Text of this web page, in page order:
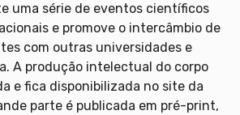
uma série de eventos científicos
e promove o intercâmbio de
com outras universidades e
A produção intelectual do corpo
e fica disponibilizada no site da
parte é publicada em pré-print,